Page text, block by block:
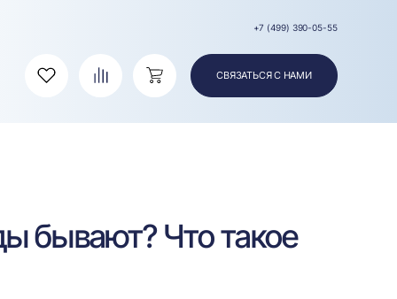
+7 (499) 390-05-55
Избранное СравнениеКорзина СВЯЗАТЬСЯ С НАМИ
бывают? Что такое